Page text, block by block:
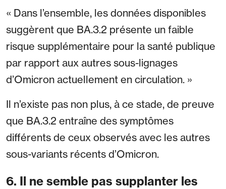
« Dans l’ensemble, les données disponibles
suggèrent que BA.3.2 présente un faible
risque supplémentaire pour la santé publique
par rapport aux autres sous-lignages
d’Omicron actuellement en circulation. »
Il n’existe pas non plus, à ce stade, de preuve
que BA.3.2 entraîne des symptômes
différents de ceux observés avec les autres
sous-variants récents d’Omicron.
6. Il ne semble pas supplanter les